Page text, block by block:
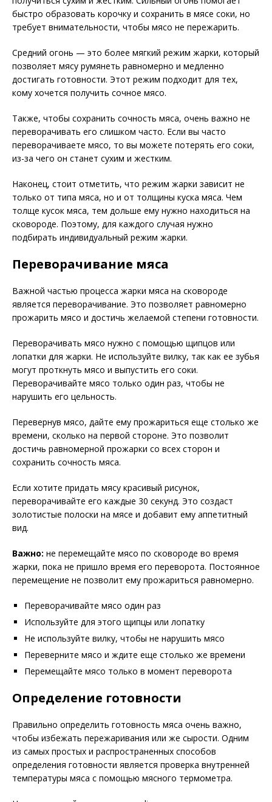
быстро образовать корочку и сохранить в мясе соки, но
требует внимательности, чтобы мясо не пережарить.
Средний огонь — это более мягкий режим жарки, который
позволяет мясу румянеть равномерно и медленно
достигать готовности. Этот режим подходит для тех,
кому хочется получить сочное мясо.
Также, чтобы сохранить сочность мяса, очень важно не
переворачивать его слишком часто. Если вы часто
переворачиваете мясо, то вы можете потерять его соки,
из-за чего он станет сухим и жестким.
Наконец, стоит отметить, что режим жарки зависит не
только от типа мяса, но и от толщины куска мяса. Чем
толще кусок мяса, тем дольше ему нужно находиться на
сковороде. Поэтому, для каждого случая нужно
подбирать индивидуальный режим жарки.
Переворачивание мяса
Важной частью процесса жарки мяса на сковороде
является переворачивание. Это позволяет равномерно
прожарить мясо и достичь желаемой степени готовности.
Переворачивать мясо нужно с помощью щипцов или
лопатки для жарки. Не используйте вилку, так как ее зубья
могут проткнуть мясо и выпустить его соки.
Переворачивайте мясо только один раз, чтобы не
нарушить его цельность.
Перевернув мясо, дайте ему прожариться еще столько же
времени, сколько на первой стороне. Это позволит
достичь равномерной прожарки со всех сторон и
сохранить сочность мяса.
Если хотите придать мясу красивый рисунок,
переворачивайте его каждые 30 секунд. Это создаст
золотистые полоски на мясе и добавит ему аппетитный
вид.
Важно: не перемещайте мясо по сковороде во время
жарки, пока не пришло время его переворота. Постоянное
перемещение не позволит ему прожариться равномерно.
Переворачивайте мясо один раз
Используйте для этого щипцы или лопатку
Не используйте вилку, чтобы не нарушить мясо
Переверните мясо и ждите еще столько же времени
Перемещайте мясо только в момент переворота
Определение готовности
Правильно определить готовность мяса очень важно,
чтобы избежать пережаривания или же сырости. Одним
из самых простых и распространенных способов
определения готовности является проверка внутренней
температуры мяса с помощью мясного термометра.